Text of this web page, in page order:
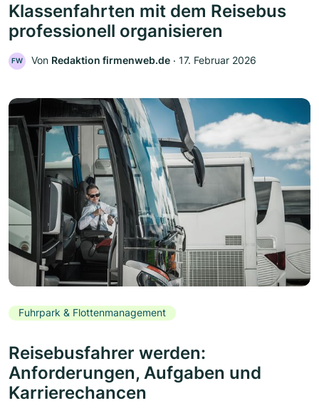
Klassenfahrten mit dem Reisebus
professionell organisieren
FW Von Redaktion firmenweb.de ‧ 17. Februar 2026
Fuhrpark & Flottenmanagement
Reisebusfahrer werden:
Anforderungen, Aufgaben und
Karrierechancen